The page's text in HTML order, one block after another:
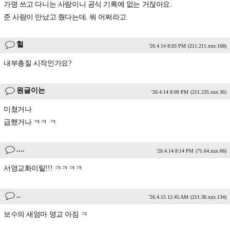
가명 쓰고 다니는 사람이니 공식 기록에 없는 거잖아요.
준 사람이 만났고 줬다는데. 뭐 어쩌라고.
헐 '26.4.14 8:03 PM (211.211.xxx.168)
내부총질 시작인가요?
원글이는 '26.4.14 8:09 PM (211.235.xxx.36)
미쳤거나
급했거나 ㅋㅋ ㅋ
.... '26.4.14 8:14 PM (71.64.xxx.66)
서영교화이팉!!! ㅋㅋㅋㅋ
.. '26.4.15 12:45 AM (211.36.xxx.134)
보수의 새엄마 영교 아짐 ㅋ